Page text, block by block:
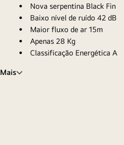
Nova serpentina Black Fin
Baixo nível de ruído 42 dB
Maior fluxo de ar 15m
Apenas 28 Kg
Classificação Energética A
Mais